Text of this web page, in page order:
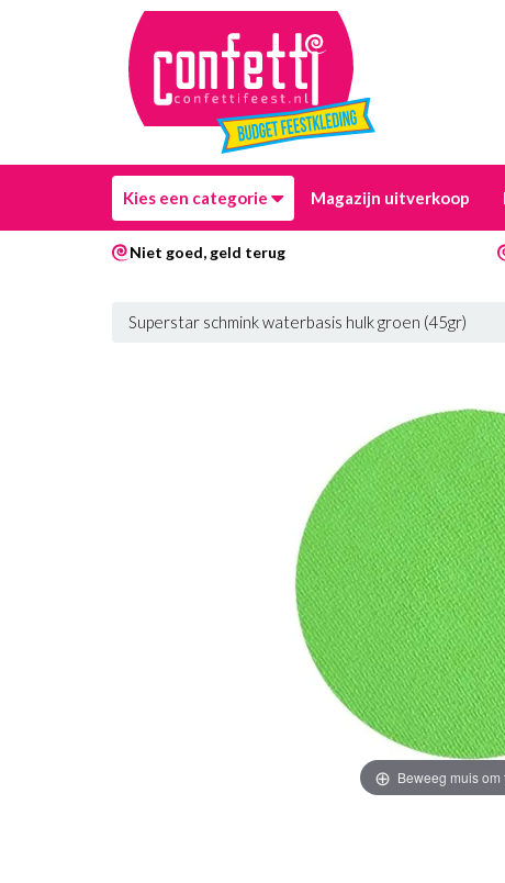
Kies een categorie Magazijn uitverkoop
Niet goed, geld terug
Superstar schmink waterbasis hulk groen (45gr)
Beweeg muis om